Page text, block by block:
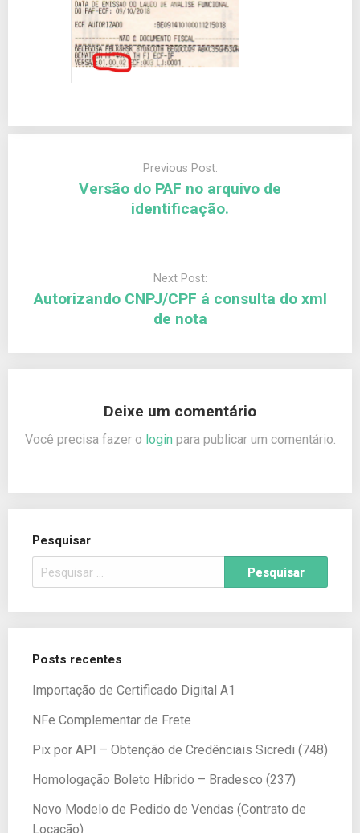
Previous Post:
Versão do PAF no arquivo de
identificação.
Next Post:
Autorizando CNPJ/CPF á consulta do xml
de nota
Deixe um comentário
Você precisa fazer o login para publicar um comentário.
Pesquisar
Posts recentes
Importação de Certificado Digital A1
NFe Complementar de Frete
Pix por API – Obtenção de Credênciais Sicredi (748)
Homologação Boleto Híbrido – Bradesco (237)
Novo Modelo de Pedido de Vendas (Contrato de
Locação)